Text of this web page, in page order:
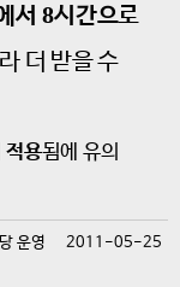
서8시간으로
더 받을 수
적용됨에 유의
운영
2011-05-25